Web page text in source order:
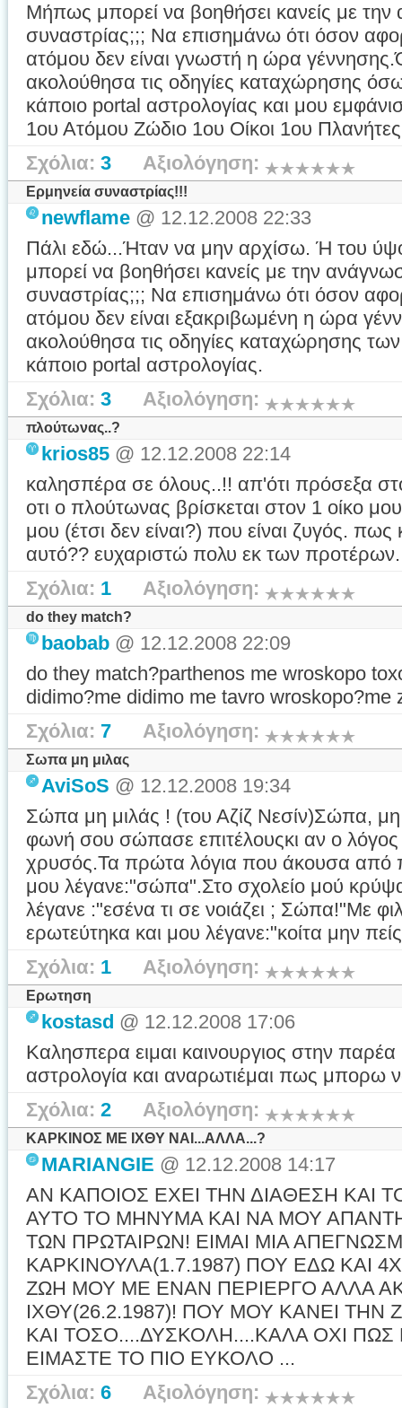
Μήπως μπορεί να βοηθήσει κανείς με
συναστρίας;;; Να επισημάνω ότι όσον
ατόμου δεν είναι γνωστή η ώρα
ακολούθησα τις οδηγίες καταχώρησης
κάποιο portal αστρολογίας και μου
1ου Ατόµου Ζώδιο 1ου Οίκοι 1ου
Σχόλια: 3 Αξιολόγηση:
Ερμηνεία συναστρίας!!!
newflame @ 12.12.2008 22:33
Πάλι εδώ...Ήταν να μην αρχίσω. Ή του
μπορεί να βοηθήσει κανείς με την
συναστρίας;;; Να επισημάνω ότι όσον
ατόμου δεν είναι εξακριβωμένη η ώρα
ακολούθησα τις οδηγίες καταχώρησης
κάποιο portal αστρολογίας.
Σχόλια: 3 Αξιολόγηση:
πλούτωνας..?
krios85 @ 12.12.2008 22:14
καλησπέρα σε όλους..!! απ'ότι πρόσεξα
οτι ο πλούτωνας βρίσκεται στον 1 οίκο
μου (έτσι δεν είναι?) που είναι ζυγός.
αυτό?? ευχαριστώ πολυ εκ των
Σχόλια: 1 Αξιολόγηση:
do they match?
baobab @ 12.12.2008 22:09
do they match?parthenos me wroskopo
didimo?me didimo me tavro wroskopo?me
Σχόλια: 7 Αξιολόγηση:
Σωπα μη μιλας
AviSoS @ 12.12.2008 19:34
Σώπα μη μιλάς ! (του Αζίζ Νεσίν)Σώπα, μη
φωνή σου σώπασε επιτέλουςκι αν ο λόγος
χρυσός.Τα πρώτα λόγια που άκουσα από
μου λέγανε:"σώπα".Στο σχολείο μού
λέγανε :"εσένα τι σε νοιάζει ; Σώπα!"Με
ερωτεύτηκα και μου λέγανε:"κοίτα μην
Σχόλια: 1 Αξιολόγηση:
Ερωτηση
kostasd @ 12.12.2008 17:06
Καλησπερα ειμαι καινουργιος στην παρέα
αστρολογία και αναρωτιέμαι πως μπορω
Σχόλια: 2 Αξιολόγηση:
ΚΑΡΚΙΝΟΣ ΜΕ ΙΧΘΥ ΝΑΙ...ΑΛΛΑ...?
MARIANGIE @ 12.12.2008 14:17
ΑΝ ΚΑΠΟΙΟΣ ΕΧΕΙ ΤΗΝ ΔΙΑΘΕΣΗ ΚΑΙ
ΑΥΤΟ ΤΟ ΜΗΝΥΜΑ ΚΑΙ ΝΑ ΜΟΥ
ΤΩΝ ΠΡΩΤΑΙΡΩΝ! ΕΙΜΑΙ ΜΙΑ
ΚΑΡΚΙΝΟΥΛΑ(1.7.1987) ΠΟΥ ΕΔΩ ΚΑΙ
ΖΩΗ ΜΟΥ ΜΕ ΕΝΑΝ ΠΕΡΙΕΡΓΟ ΑΛΛΑ
ΙΧΘΥ(26.2.1987)! ΠΟΥ ΜΟΥ ΚΑΝΕΙ
ΚΑΙ ΤΟΣΟ....ΔΥΣΚΟΛΗ....ΚΑΛΑ ΟΧΙ ΠΩΣ
ΕΙΜΑΣΤΕ ΤΟ ΠΙΟ ΕΥΚΟΛΟ ...
Σχόλια: 6 Αξιολόγηση: